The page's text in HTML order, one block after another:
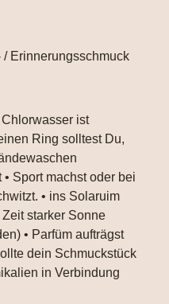
Erinnerungsschmuck
ist
Ring solltest Du,
Sport machst oder bei
• ins Solaruim
starker Sonne
• Parfüm aufträgst
dein Schmuckstück
in Verbindung